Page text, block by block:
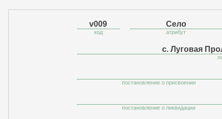
v009 Село
код атрибут
с. Луговая
постановление о присвоении
постановление о ликвидации